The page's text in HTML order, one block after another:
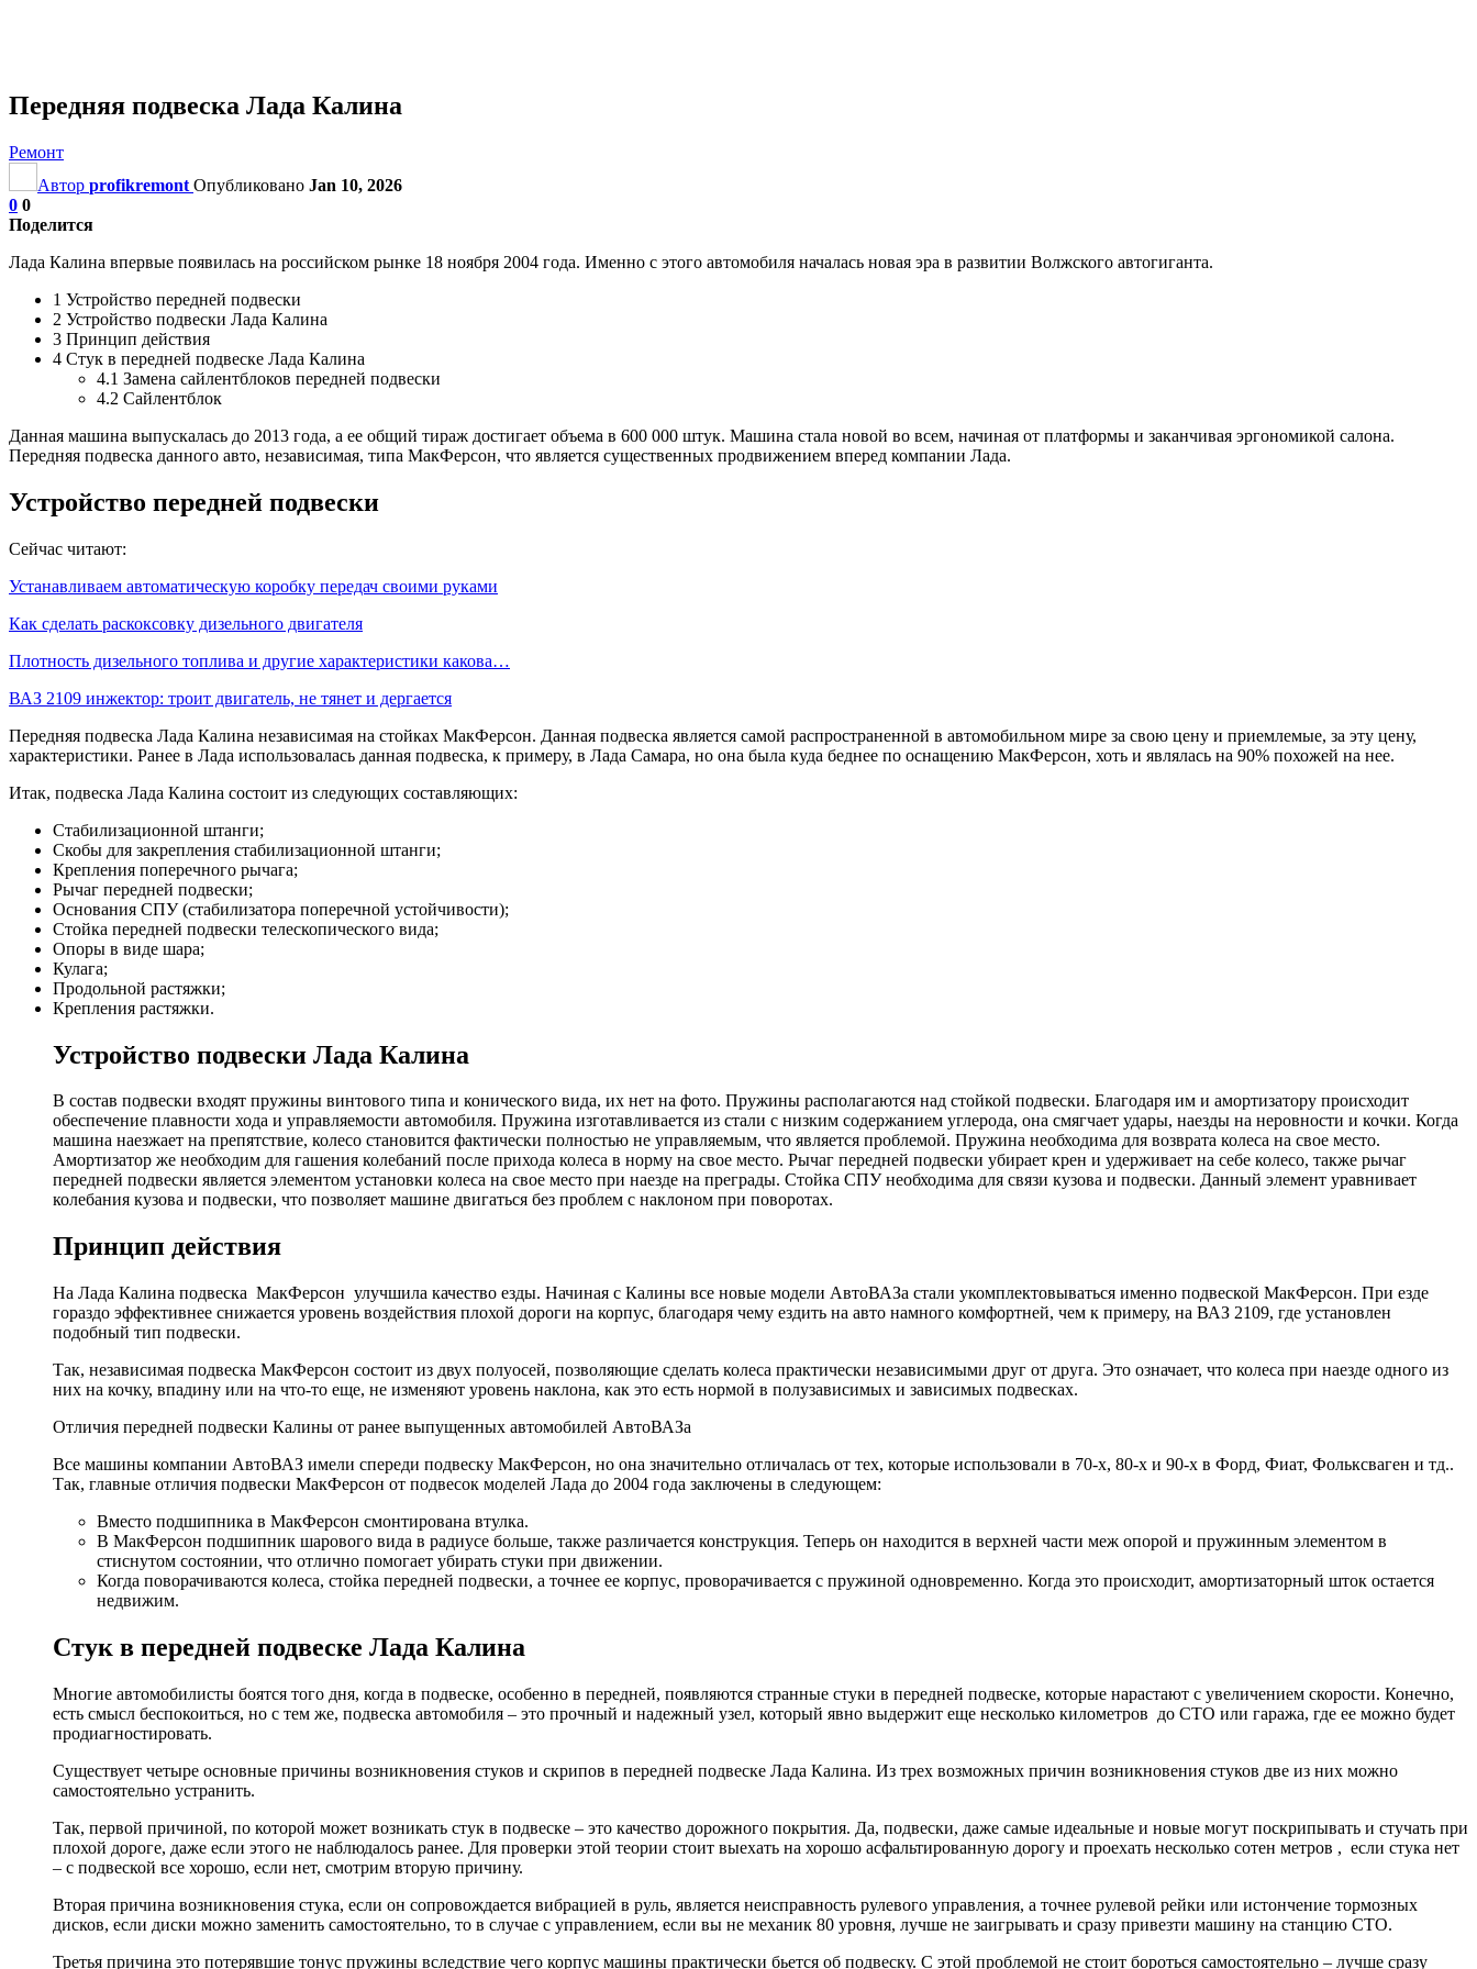
Передняя подвеска Лада Калина
Ремонт
Автор profikremont Опубликовано Jan 10, 2026
0 0
Поделится
Лада Калина впервые появилась на российском рынке 18 ноября 2004 года. Именно с этого автомобиля началась новая эра в развитии Волжского автогиганта.
1 Устройство передней подвески
2 Устройство подвески Лада Калина
3 Принцип действия
4 Стук в передней подвеске Лада Калина
4.1 Замена сайлентблоков передней подвески
4.2 Сайлентблок
Данная машина выпускалась до 2013 года, а ее общий тираж достигает объема в 600 000 штук. Машина стала новой во всем, начиная от платформы и заканчивая эргономикой салона.
Передняя подвеска данного авто, независимая, типа МакФерсон, что является существенных продвижением вперед компании Лада.
Устройство передней подвески
Сейчас читают:
Устанавливаем автоматическую коробку передач своими руками
Как сделать раскоксовку дизельного двигателя
Плотность дизельного топлива и другие характеристики какова…
ВАЗ 2109 инжектор: троит двигатель, не тянет и дергается
Передняя подвеска Лада Калина независимая на стойках МакФерсон. Данная подвеска является самой распространенной в автомобильном мире за свою цену и приемлемые, за эту цену,
характеристики. Ранее в Лада использовалась данная подвеска, к примеру, в Лада Самара, но она была куда беднее по оснащению МакФерсон, хоть и являлась на 90% похожей на нее.
Итак, подвеска Лада Калина состоит из следующих составляющих:
Стабилизационной штанги;
Скобы для закрепления стабилизационной штанги;
Крепления поперечного рычага;
Рычаг передней подвески;
Основания СПУ (стабилизатора поперечной устойчивости);
Стойка передней подвески телескопического вида;
Опоры в виде шара;
Кулага;
Продольной растяжки;
Крепления растяжки.
Устройство подвески Лада Калина
В состав подвески входят пружины винтового типа и конического вида, их нет на фото. Пружины располагаются над стойкой подвески. Благодаря им и амортизатору происходит
обеспечение плавности хода и управляемости автомобиля. Пружина изготавливается из стали с низким содержанием углерода, она смягчает удары, наезды на неровности и кочки. Когда
машина наезжает на препятствие, колесо становится фактически полностью не управляемым, что является проблемой. Пружина необходима для возврата колеса на свое место.
Амортизатор же необходим для гашения колебаний после прихода колеса в норму на свое место. Рычаг передней подвески убирает крен и удерживает на себе колесо, также рычаг
передней подвески является элементом установки колеса на свое место при наезде на преграды. Стойка СПУ необходима для связи кузова и подвески. Данный элемент уравнивает
колебания кузова и подвески, что позволяет машине двигаться без проблем с наклоном при поворотах.
Принцип действия
На Лада Калина подвеска МакФерсон улучшила качество езды. Начиная с Калины все новые модели АвтоВАЗа стали укомплектовываться именно подвеской МакФерсон. При езде
гораздо эффективнее снижается уровень воздействия плохой дороги на корпус, благодаря чему ездить на авто намного комфортней, чем к примеру, на ВАЗ 2109, где установлен
подобный тип подвески.
Так, независимая подвеска МакФерсон состоит из двух полуосей, позволяющие сделать колеса практически независимыми друг от друга. Это означает, что колеса при наезде одного из
них на кочку, впадину или на что-то еще, не изменяют уровень наклона, как это есть нормой в полузависимых и зависимых подвесках.
Отличия передней подвески Калины от ранее выпущенных автомобилей АвтоВАЗа
Все машины компании АвтоВАЗ имели спереди подвеску МакФерсон, но она значительно отличалась от тех, которые использовали в 70-х, 80-х и 90-х в Форд, Фиат, Фольксваген и тд..
Так, главные отличия подвески МакФерсон от подвесок моделей Лада до 2004 года заключены в следующем:
Вместо подшипника в МакФерсон смонтирована втулка.
В МакФерсон подшипник шарового вида в радиусе больше, также различается конструкция. Теперь он находится в верхней части меж опорой и пружинным элементом в
стиснутом состоянии, что отлично помогает убирать стуки при движении.
Когда поворачиваются колеса, стойка передней подвески, а точнее ее корпус, проворачивается с пружиной одновременно. Когда это происходит, амортизаторный шток остается
недвижим.
Стук в передней подвеске Лада Калина
Многие автомобилисты боятся того дня, когда в подвеске, особенно в передней, появляются странные стуки в передней подвеске, которые нарастают с увеличением скорости. Конечно,
есть смысл беспокоиться, но с тем же, подвеска автомобиля – это прочный и надежный узел, который явно выдержит еще несколько километров до СТО или гаража, где ее можно будет
продиагностировать.
Существует четыре основные причины возникновения стуков и скрипов в передней подвеске Лада Калина. Из трех возможных причин возникновения стуков две из них можно
самостоятельно устранить.
Так, первой причиной, по которой может возникать стук в подвеске – это качество дорожного покрытия. Да, подвески, даже самые идеальные и новые могут поскрипывать и стучать при
плохой дороге, даже если этого не наблюдалось ранее. Для проверки этой теории стоит выехать на хорошо асфальтированную дорогу и проехать несколько сотен метров , если стука нет
– с подвеской все хорошо, если нет, смотрим вторую причину.
Вторая причина возникновения стука, если он сопровождается вибрацией в руль, является неисправность рулевого управления, а точнее рулевой рейки или истончение тормозных
дисков, если диски можно заменить самостоятельно, то в случае с управлением, если вы не механик 80 уровня, лучше не заигрывать и сразу привезти машину на станцию СТО.
Третья причина это потерявшие тонус пружины вследствие чего корпус машины практически бьется об подвеску. С этой проблемой не стоит бороться самостоятельно – лучше сразу